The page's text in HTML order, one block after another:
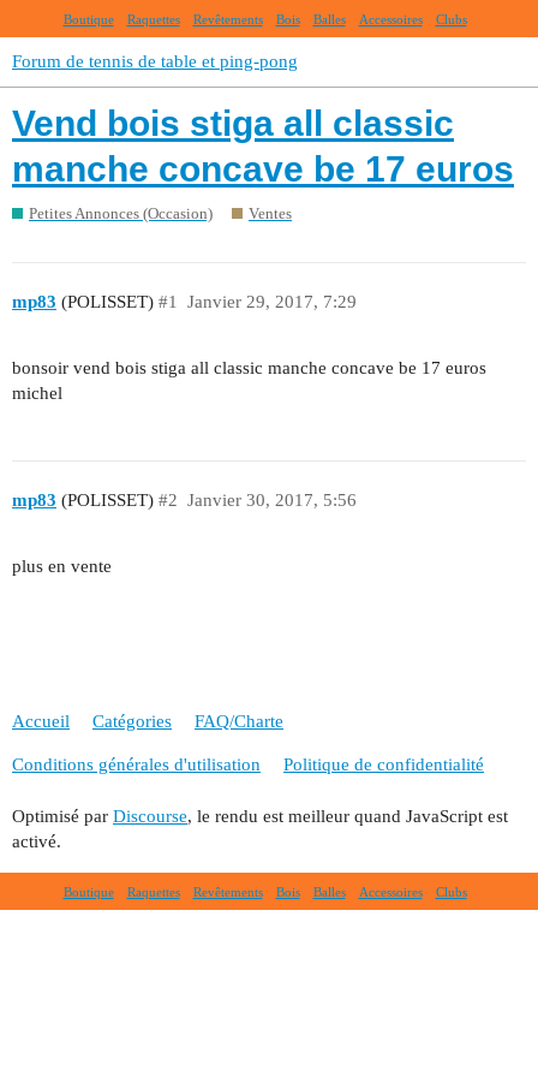
Boutique Raquettes Revêtements Bois Balles Accessoires Clubs
Forum de tennis de table et ping-pong
Vend bois stiga all classic
manche concave be 17 euros
Petites Annonces (Occasion) Ventes
mp83 (POLISSET) Janvier 29, 2017, 7:29
#1
bonsoir vend bois stiga all classic manche concave be 17 euros
michel
mp83 (POLISSET) Janvier 30, 2017, 5:56
#2
plus en vente
Accueil Catégories FAQ/Charte
Conditions générales d'utilisation Politique de confidentialité
Optimisé par Discourse, le rendu est meilleur quand JavaScript est
activé.
Boutique Raquettes Revêtements Bois Balles Accessoires Clubs